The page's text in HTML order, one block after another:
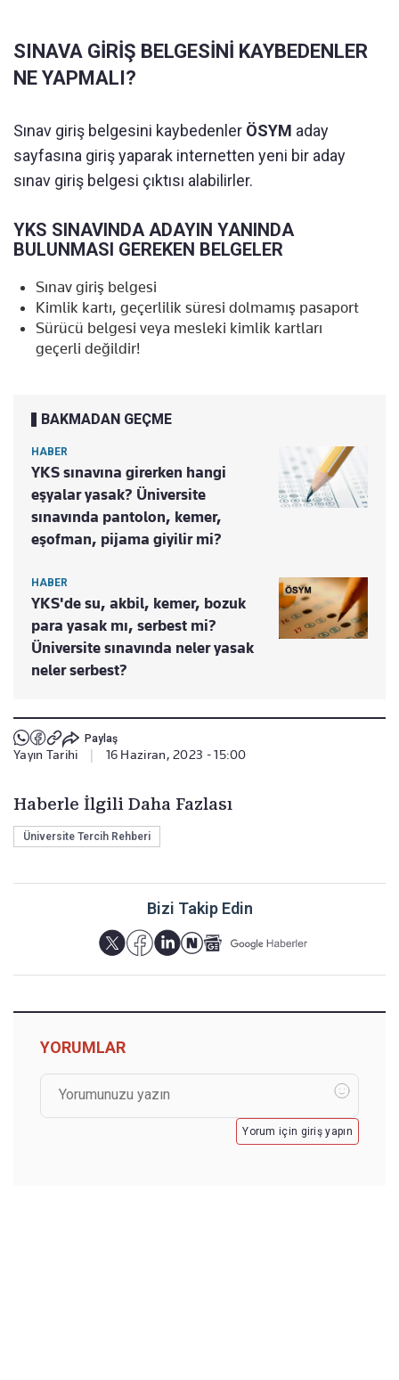
SINAVA GİRİŞ BELGESİNİ KAYBEDENLER
NE YAPMALI?
Sınav giriş belgesini kaybedenler ÖSYM aday
sayfasına giriş yaparak internetten yeni bir aday
sınav giriş belgesi çıktısı alabilirler.
YKS SINAVINDA ADAYIN YANINDA
BULUNMASI GEREKEN BELGELER
Sınav giriş belgesi
Kimlik kartı, geçerlilik süresi dolmamış pasaport
Sürücü belgesi veya mesleki kimlik kartları
geçerli değildir!
BAKMADAN GEÇME
HABER
YKS sınavına girerken hangi
eşyalar yasak? Üniversite
sınavında pantolon, kemer,
eşofman, pijama giyilir mi?
HABER
YKS'de su, akbil, kemer, bozuk
para yasak mı, serbest mi?
Üniversite sınavında neler yasak
neler serbest?
Paylaş
Yayın Tarihi 16 Haziran, 2023 - 15:00
Haberle İlgili Daha Fazlası
Üniversite Tercih Rehberi
Bizi Takip Edin
YORUMLAR
Yorum için giriş yapın